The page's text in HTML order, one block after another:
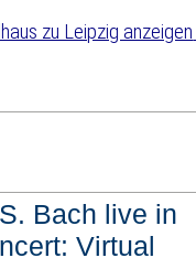
Bach live in
Virtual